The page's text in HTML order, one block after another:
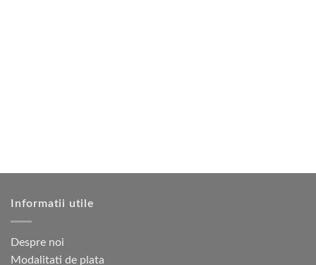
Informatii utile
Despre noi
Modalitati de plata